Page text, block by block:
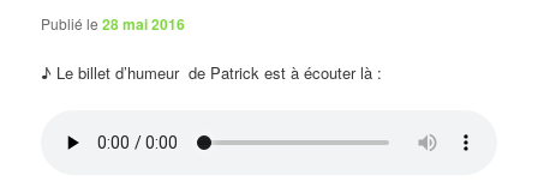
Publié le28 mai 2016
♪ Le billet d’humeur de Patrick est à écouter là :